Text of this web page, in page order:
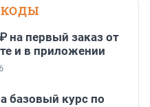
на первый заказ от
и в приложении
базовый курс по